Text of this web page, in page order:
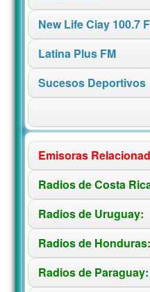
New Life Ciay 100.7
Latina Plus FM
Sucesos Deportivos
Emisoras
Radios de Costa
Radios de Uruguay:
Radios de Honduras:
Radios de Paraguay: